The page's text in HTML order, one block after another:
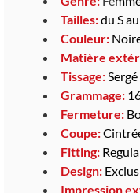
Tailles:du S
Couleur:
Matière
Tissage:
Grammage:
Fermeture:
Coupe:
Fitting:
Design:
Impression